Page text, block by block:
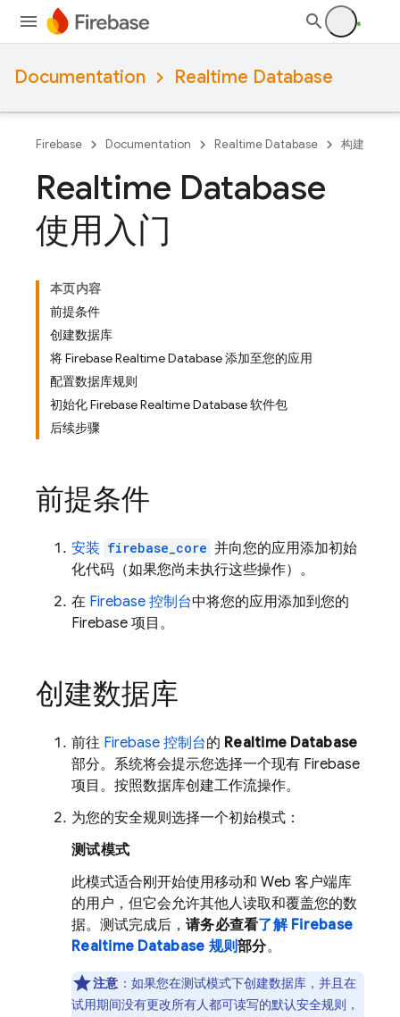
Documentation Realtime Database
Firebase Documentation Realtime Database 构建
Realtime Database
使用入门
本页内容
前提条件
创建数据库
将 Firebase Realtime Database 添加至您的应用
配置数据库规则
初始化 Firebase Realtime Database 软件包
后续步骤
前提条件
安装 firebase_core 并向您的应用添加初始
化代码（如果您尚未执行这些操作）。
在 Firebase 控制台中将您的应用添加到您的
Firebase 项目。
创建数据库
前往 Firebase 控制台的 Realtime Database
部分。系统将会提示您选择一个现有 Firebase
项目。按照数据库创建工作流操作。
为您的安全规则选择一个初始模式：
测试模式
此模式适合刚开始使用移动和 Web 客户端库
的用户，但它会允许其他人读取和覆盖您的数
据。测试完成后， 请务必查看了解 Firebase
Realtime Database 规则部分。
注意 ：如果您在测试模式下创建数据库，并且在
试用期间没有更改所有人都可读写的默认安全规则，